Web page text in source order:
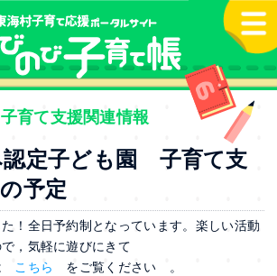
子育て支援関連情報
認定子ども園 子育て支
予定
！全日予約制となっています。楽しい活動
，気軽に遊びにきて
こちら をご覧ください 。